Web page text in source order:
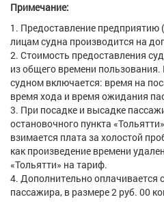
Примечание:
Предоставление предприятию
лицам судна производится на
Стоимость предоставления
из общего времени
судном включается: время на
время хода и время ожидания
При посадке и высадке
остановочного пункта
взимается плата за холостой
как произведение времени
«Тольятти» на тариф.
Дополнительно оплачивается
пассажира, в размере 2 руб. 00